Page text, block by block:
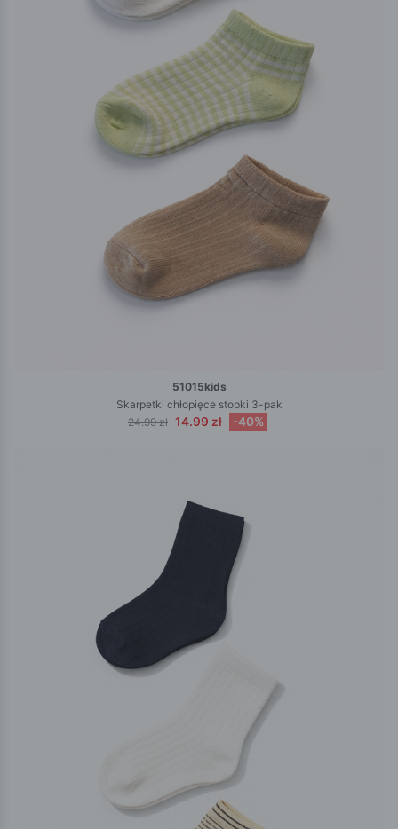
51015kids
Skarpetki chłopięce stopki 3-pak
24.99 zł 14.99 zł -40%